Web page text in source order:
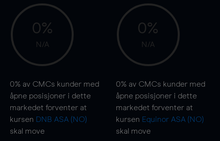
0%
N/A
0% av CMCs kunder med
åpne posisjoner i dette
markedet forventer at
kursen DNB ASA (NO)
skal move
0%
N/A
0% av CMCs kunder med
åpne posisjoner i dette
markedet forventer at
kursen Equinor ASA (NO)
skal move